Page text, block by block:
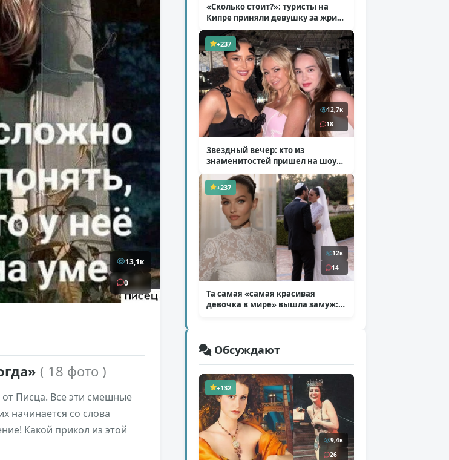
13,1к
0
( 18 фото )
Писца. Все эти смешные
начинается со слова
Какой прикол из этой
«Сколько стоит?»: туристы на
Кипре приняли девушку за жрицу
любви( 1 фото + 1 видео )
+237
12,7к
18
Звездный вечер: кто из
знаменитостей пришел на шоу
Билана( 6 фото )
+237
12к
14
Та самая «самая красивая
девочка в мире» вышла замуж:
Обсуждают
+132
9,4к
26